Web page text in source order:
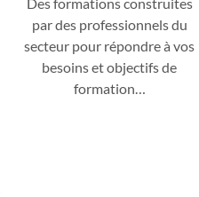
par des professionnels du
secteur pour répondre à vos
besoins et objectifs de
formation…